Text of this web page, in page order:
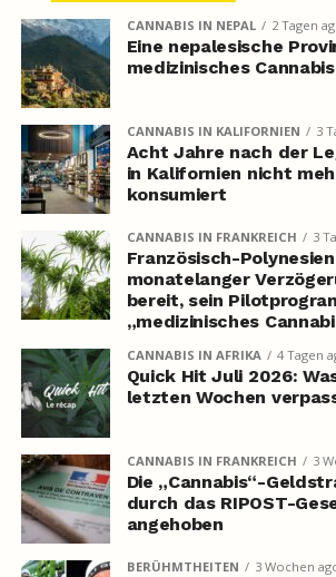
CANNABIS IN NEPAL 2 Tagen
Eine nepalesische
medizinisches Cannabis
CANNABIS IN KALIFORNIEN 3
Acht Jahre nach der
in Kalifornien nicht
konsumiert
CANNABIS IN FRANKREICH 3
Französisch-
monatelanger
bereit, sein
„medizinisches
CANNABIS IN AFRIKA 4 Tagen
Quick Hit Juli 2026:
letzten Wochen
CANNABIS IN FRANKREICH 3
Die „Cannabis“-
durch das RIPOST-
angehoben
BERÜHMTHEITEN 3 Wochen